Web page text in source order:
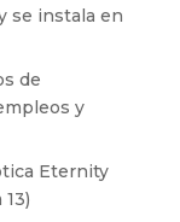
se instala en
de
y
Eternity